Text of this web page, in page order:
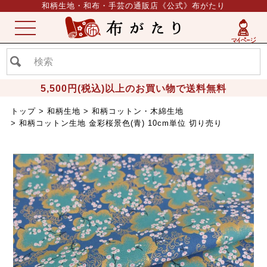
和柄生地・和布・手芸の通販店《公式》布がたり
5,500円(税込)以上のお買い物で送料無料
ME
NU
トップ 和柄生地
和柄コットン・木綿生地
和柄コットン生地 金彩桜景色(青) 10cm単位 切り売り